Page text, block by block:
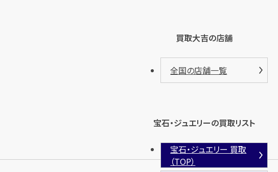
買取大吉の店舗
全国の店舗一覧
宝石・ジュエリーの買取リスト
宝石・ジュエリー 買取
（TOP）